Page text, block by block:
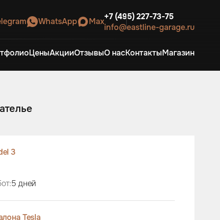
WhatsApp Max+7 (495) 227-73-75
info@eastline-garage.ru
ЦеныАкцииОтзывыО насКонтактыМагазин
3
5 дней
Tesla